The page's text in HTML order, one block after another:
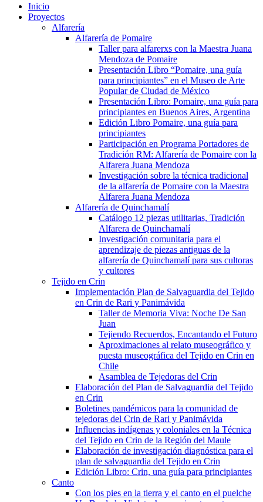
Inicio
Proyectos
Alfarería
Alfarería de Pomaire
Taller para alfarerxs con la Maestra Juana
Mendoza de Pomaire
Presentación Libro “Pomaire, una guía
para principiantes” en el Museo de Arte
Popular de Ciudad de México
Presentación Libro: Pomaire, una guía para
principiantes en Buenos Aires, Argentina
Edición Libro Pomaire, una guía para
principiantes
Participación en Programa Portadores de
Tradición RM: Alfarería de Pomaire con la
Alfarera Juana Mendoza
Investigación sobre la técnica tradicional
de la alfarería de Pomaire con la Maestra
Alfarera Juana Mendoza
Alfarería de Quinchamalí
Catálogo 12 piezas utilitarias, Tradición
Alfarera de Quinchamalí
Investigación comunitaria para el
aprendizaje de piezas antiguas de la
alfarería de Quinchamalí para sus cultoras
y cultores
Tejido en Crin
Implementación Plan de Salvaguardia del Tejido
en Crin de Rari y Panimávida
Taller de Memoria Viva: Noche De San
Juan
Tejiendo Recuerdos, Encantando el Futuro
Aproximaciones al relato museográfico y
puesta museográfica del Tejido en Crin en
Chile
Asamblea de Tejedoras del Crin
Elaboración del Plan de Salvaguardia del Tejido
en Crin
Boletines pandémicos para la comunidad de
tejedoras del Crin de Rari y Panimávida
Influencias indígenas y coloniales en la Técnica
del Tejido en Crin de la Región del Maule
Elaboración de investigación diagnóstica para el
plan de salvaguardia del Tejido en Crin
Edición Libro: Crin, una guía para principiantes
Canto
Con los pies en la tierra y el canto en el puelche